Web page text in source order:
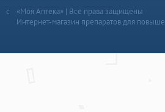
«Моя Аптека» | Все права защищены
Интернет-магазин препаратов для